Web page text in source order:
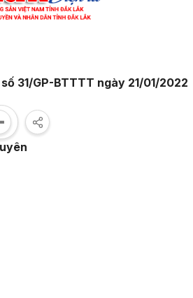
31/GP-BTTTT ngày 21/01/2022